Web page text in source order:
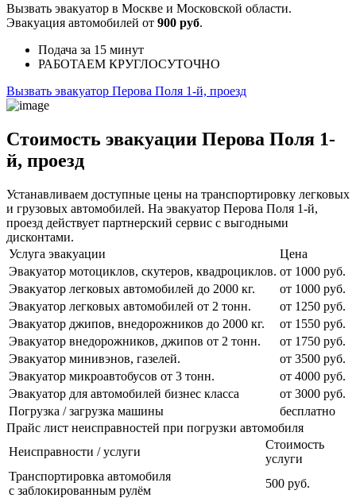
Вызвать эвакуатор в Москве и Московской области.
Эвакуация автомобилей от 900 руб.
Подача за 15 минут
РАБОТАЕМ КРУГЛОСУТОЧНО
Вызвать эвакуатор Перова Поля 1-й, проезд
Стоимость эвакуации Перова Поля 1-
й, проезд
Устанавливаем доступные цены на транспортировку легковых
и грузовых автомобилей. На эвакуатор Перова Поля 1-й,
проезд действует партнерский сервис с выгодными
дисконтами.
Услуга эвакуации
Цена
Эвакуатор мотоциклов, скутеров, квадроциклов. от 1000 руб.
Эвакуатор легковых автомобилей до 2000 кг.
от 1000 руб.
Эвакуатор легковых автомобилей от 2 тонн.
от 1250 руб.
Эвакуатор джипов, внедорожников до 2000 кг.
от 1550 руб.
Эвакуатор внедорожников, джипов от 2 тонн.
от 1750 руб.
Эвакуатор минивэнов, газелей.
от 3500 руб.
Эвакуатор микроавтобусов от 3 тонн.
от 4000 руб.
Эвакуатор для автомобилей бизнес класса
от 3000 руб.
Погрузка / загрузка машины
бесплатно
Прайс лист неисправностей при погрузки автомобиля
Неисправности / услуги
Стоимость
услуги
Транспортировка автомобиля
с заблокированным рулём
500 руб.